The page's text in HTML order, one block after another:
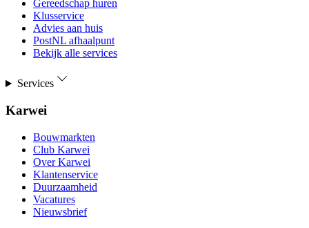
Gereedschap huren
Klusservice
Advies aan huis
PostNL afhaalpunt
Bekijk alle services
Services
Karwei
Bouwmarkten
Club Karwei
Over Karwei
Klantenservice
Duurzaamheid
Vacatures
Nieuwsbrief